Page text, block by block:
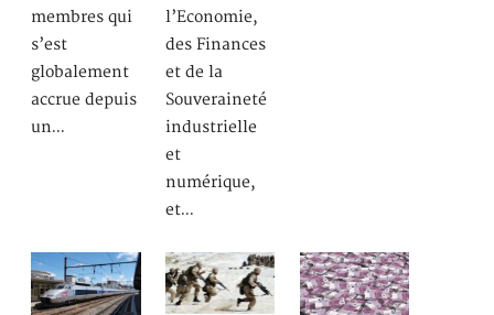
membres qui
s’est
globalement
accrue depuis
un…
l’Economie,
des Finances
et de la
Souveraineté
industrielle
et
numérique,
et…